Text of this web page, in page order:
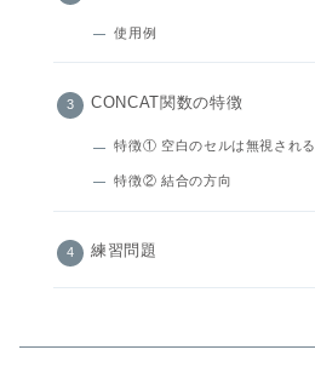
使用例
CONCAT関数の特徴
特徴① 空白のセルは無視される
特徴② 結合の方向
練習問題